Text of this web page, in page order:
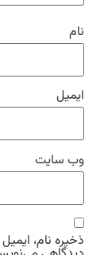
نام
ایمیل
وب‌ سایت
ذخیره نام،